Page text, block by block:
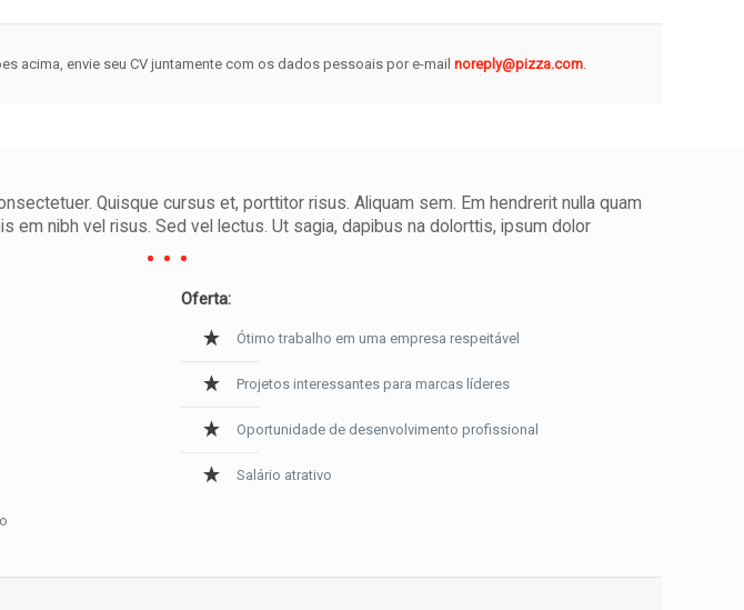
acima, envie seu CV juntamente com os dados pessoais por e-mail noreply@pizza.com.
Quisque cursus et, porttitor risus. Aliquam sem. Em hendrerit nulla quam
em nibh vel risus. Sed vel lectus. Ut sagia, dapibus na dolorttis, ipsum dolor
Oferta:
Ótimo trabalho em uma empresa respeitável
Projetos interessantes para marcas líderes
Oportunidade de desenvolvimento profissional
Salário atrativo